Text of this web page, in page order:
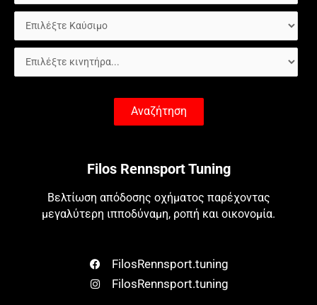
Αναζήτηση
Filos Rennsport Tuning
Βελτίωση απόδοσης οχήματος παρέχοντας
μεγαλύτερη ιπποδύναμη, ροπή και οικονομία.
FilosRennsport.tuning
FilosRennsport.tuning